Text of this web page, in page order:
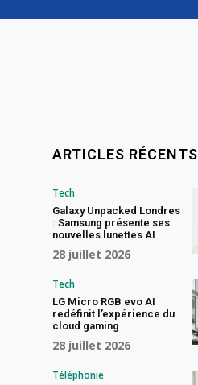
ARTICLES RÉCENTS
Tech
Galaxy Unpacked Londres
: Samsung présente ses
nouvelles lunettes AI
28 juillet 2026
Tech
LG Micro RGB evo AI
redéfinit l’expérience du
cloud gaming
28 juillet 2026
Téléphonie